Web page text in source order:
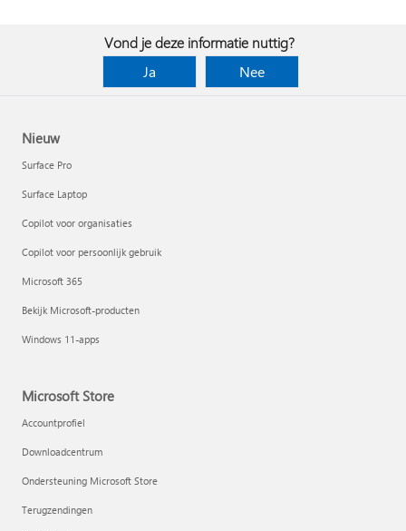
Vond je deze informatie nuttig?
Ja
Nee
Nieuw
Surface Pro
Surface Laptop
Copilot voor organisaties
Copilot voor persoonlijk gebruik
Microsoft 365
Bekijk Microsoft-producten
Windows 11-apps
Microsoft Store
Accountprofiel
Downloadcentrum
Ondersteuning Microsoft Store
Terugzendingen